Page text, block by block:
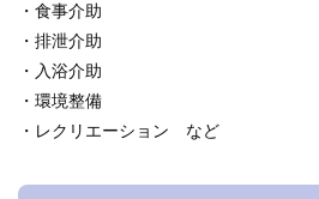
・食事介助
・排泄介助
・入浴介助
・環境整備
・レクリエーション など